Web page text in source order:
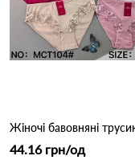
44.16 грн/од